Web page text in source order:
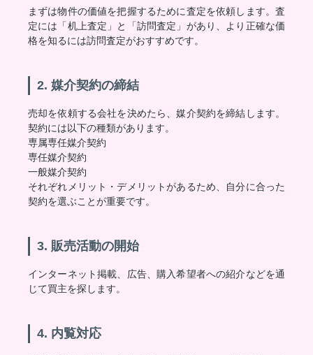
まずは物件の価値を把握するために査定を依頼します。査
定には「机上査定」と「訪問査定」があり、より正確な価
格を知るには訪問査定がおすすめです。
2. 媒介契約の締結
売却を依頼する会社を決めたら、媒介契約を締結します。
契約には以下の種類があります。
専属専任媒介契約
専任媒介契約
一般媒介契約
それぞれメリット・デメリットがあるため、自分に合った
契約を選ぶことが重要です。
3. 販売活動の開始
インターネット掲載、広告、購入希望者への紹介などを通
じて買主を探します。
4. 内覧対応